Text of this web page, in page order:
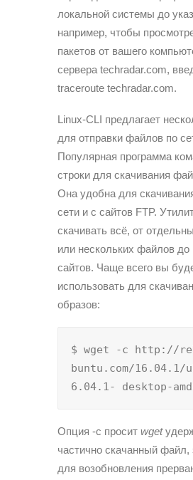
локальной системы до
например, чтобы
пакетов от вашего
сервера techradar.com,
traceroute techradar.com.
Linux-CLI предлагает
для отправки файлов по
Популярная программа
строки для скачивания
Она удобна для
сети и с сайтов FTP.
скачивать всё, от
или нескольких файлов
сайтов. Чаще всего вы
использовать для
образов:
$ wget -c http://
buntu.com/16.04.1/
6.04.1- desktop-
Опция -c просит wget
частично скачанный файл,
для возобновления